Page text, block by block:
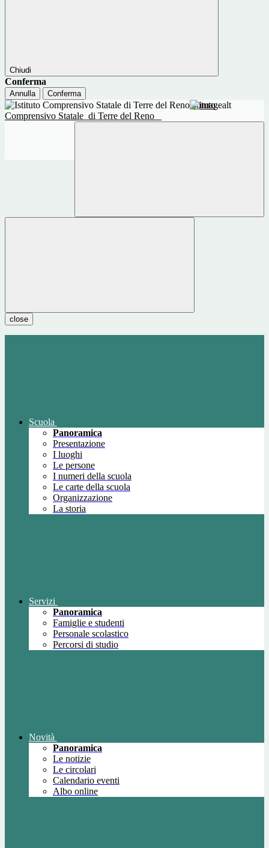
Chiudi
Conferma
Annulla Conferma
Istituto
Comprensivo Statale di Terre del Reno
close
Scuola
Panoramica
Presentazione
I luoghi
Le persone
I numeri della scuola
Le carte della scuola
Organizzazione
La storia
Servizi
Panoramica
Famiglie e studenti
Personale scolastico
Percorsi di studio
Novità
Panoramica
Le notizie
Le circolari
Calendario eventi
Albo online